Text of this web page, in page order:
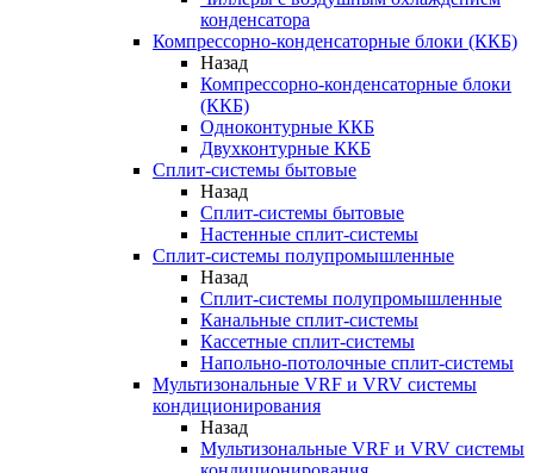
конденсатора
Компрессорно-конденсаторные блоки (ККБ)
Назад
Компрессорно-конденсаторные блоки
(ККБ)
Одноконтурные ККБ
Двухконтурные ККБ
Сплит-системы бытовые
Назад
Сплит-системы бытовые
Настенные сплит-системы
Сплит-системы полупромышленные
Назад
Сплит-системы полупромышленные
Канальные сплит-системы
Кассетные сплит-системы
Напольно-потолочные сплит-системы
Мультизональные VRF и VRV системы
кондиционирования
Назад
Мультизональные VRF и VRV системы